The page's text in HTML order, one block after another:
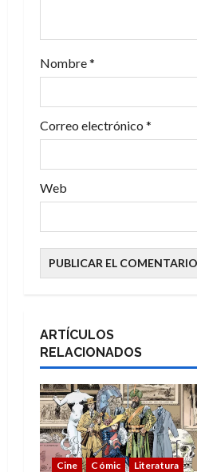
Nombre*
Correo electrónico *
Web
ARTÍCULOS
RELACIONADOS
Cine Cómic Literatura